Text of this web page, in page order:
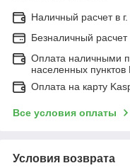
Наличный расчет в
Безналичный расчет
Оплата наличными
населенных пунктов
Оплата на карту
Все условия оплаты
Условия возврата